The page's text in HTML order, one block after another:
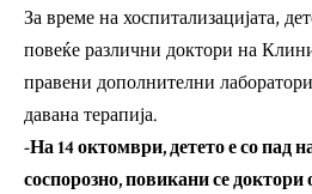
За време на хоспитализацијата,
повеќе различни доктори на
правени дополнителни
давана терапија.
-На 14 октомври, детето е со пад
соспорозно, повикани се